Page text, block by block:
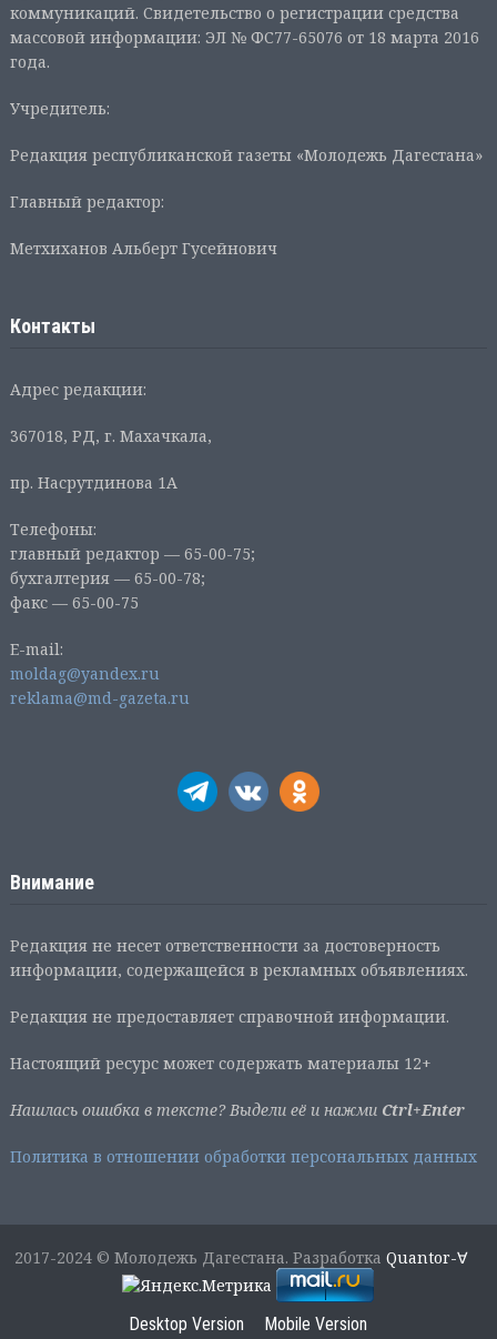
коммуникаций. Свидетельство о регистрации средства
массовой информации: ЭЛ № ФС77-65076 от 18 марта 2016
года.
Учредитель:
Редакция республиканской газеты «Молодежь Дагестана»
Главный редактор:
Метхиханов Альберт Гусейнович
Контакты
Адрес редакции:
367018, РД, г. Махачкала,
пр. Насрутдинова 1А
Телефоны:
главный редактор — 65-00-75;
бухгалтерия — 65-00-78;
факс — 65-00-75
E-mail:
moldag@yandex.ru
reklama@md-gazeta.ru
Внимание
Редакция не несет ответственности за достоверность
информации, содержащейся в рекламных объявлениях.
Редакция не предоставляет справочной информации.
Настоящий ресурс может содержать материалы 12+
Нашлась ошибка в тексте? Выдели её и нажми Ctrl+Enter
Политика в отношении обработки персональных данных
2017-2024 © Молодежь Дагестана. РазработкаQuantor-∀
Desktop Version Mobile Version